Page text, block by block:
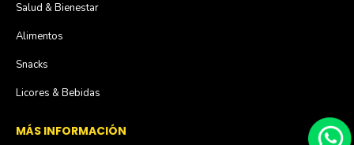
Salud & Bienestar
Alimentos
Snacks
Licores & Bebidas
MÁS INFORMACIÓN